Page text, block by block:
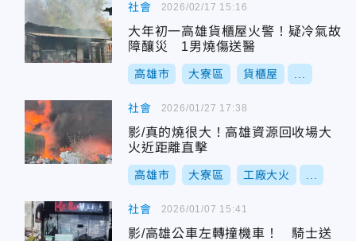
社會
大年初一高雄貨櫃屋火警！疑冷氣故
障釀災 1男燒傷送醫
高雄市 大寮區 貨櫃屋
2026/02/17 15:16
社會
影/真的燒很大！高雄資源回收場大
火近距離直擊
高雄市 大寮區 工廠大火
2026/01/27 17:38
社會
影/高雄公車左轉撞機車！ 騎士送
2026/01/07 15:41